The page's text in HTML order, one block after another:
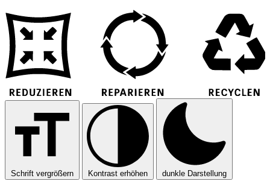
Schrift vergrößern Kontrast erhöhen dunkle Darstellung